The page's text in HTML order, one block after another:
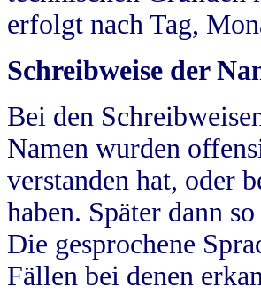
erfolgt nach Tag,
Schreibweise der
Bei den
Namen wurden
verstanden hat, oder
haben. Später dann
Die gesprochene
Fällen bei denen